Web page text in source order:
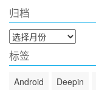
归档
归
档
标签
Android Deepin